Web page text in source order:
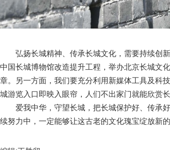
弘扬长城精神、传承长城文化，需要持续创
中国长城博物馆改造提升工程，举办北京长城文
章。另一方面，我们要充分利用新媒体工具及科
城游览入口即映入眼帘，人们不出家门就能欣赏
爱我中华，守望长城，把长城保护好、传承
续努力中，一定能够让这古老的文化瑰宝绽放新